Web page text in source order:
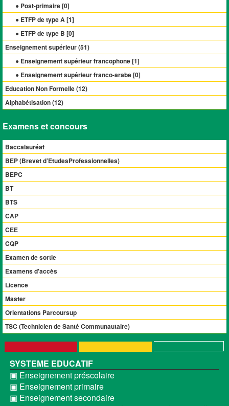
● Post-primaire [0]
● ETFP de type A [1]
● ETFP de type B [0]
Enseignement supérieur (51)
● Enseignement supérieur francophone [1]
● Enseignement supérieur franco-arabe [0]
Education Non Formelle (12)
Alphabétisation (12)
Examens et concours
Baccalauréat
BEP (Brevet d’EtudesProfessionnelles)
BEPC
BT
BTS
CAP
CEE
CQP
Examen de sortie
Examens d'accès
Licence
Master
Orientations Parcoursup
TSC (Technicien de Santé Communautaire)
SYSTEME EDUCATIF
▣ Enseignement préscolaire
▣ Enseignement primaire
▣ Enseignement secondaire